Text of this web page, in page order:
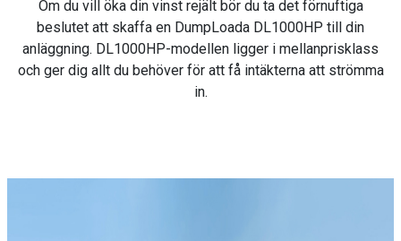
Om du vill öka din vinst rejält bör du ta det förnuftiga
beslutet att skaffa en DumpLoada DL1000HP till din
anläggning. DL1000HP-modellen ligger i mellanprisklass
och ger dig allt du behöver för att få intäkterna att strömma
in.